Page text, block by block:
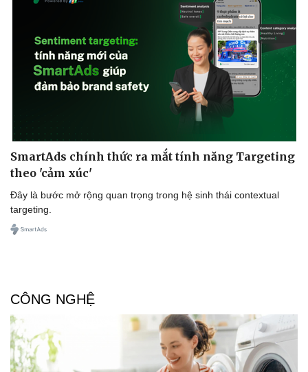
SmartAds chính thức ra mắt tính năng Targeting
theo 'cảm xúc'
Đây là bước mở rộng quan trọng trong hệ sinh thái contextual
targeting.
CÔNG NGHỆ